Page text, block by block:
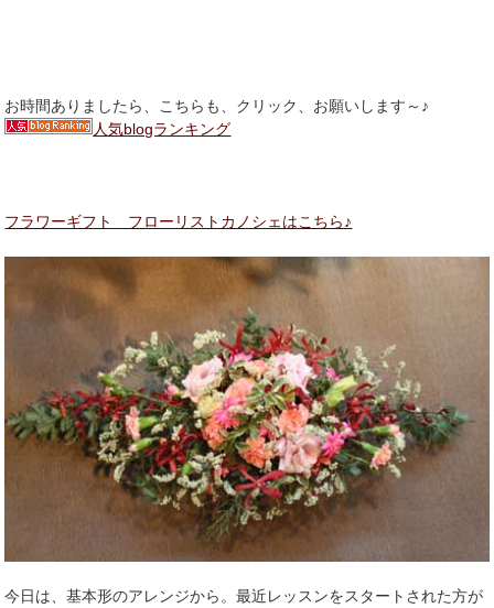
お時間ありましたら、こちらも、クリック、お願いします～♪
人気blogランキング
フラワーギフト フローリストカノシェはこちら♪
今日は、基本形のアレンジから。最近レッスンをスタートされた方が